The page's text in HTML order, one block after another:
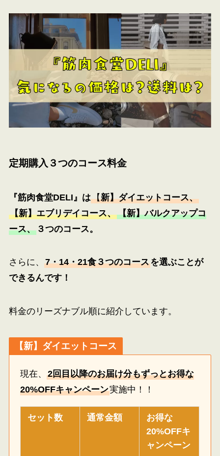
定期購入 ３つのコース料金
『筋肉食堂DELI』は【新】ダイエットコース、
【新】エブリデイコース、 【新】バルクアップコ
ース、３つのコース。
さらに、 7・14・21食３つのコースを選ぶことが
できるんです！
料金のリーズナブル順に紹介しています。
【新】ダイエットコース
現在、2回目以降のお届け分もずっとお得な
20%OFFキャンペーン実施中！！
セット数 通常金額
お得な
20%OFFキ
ャンペーン